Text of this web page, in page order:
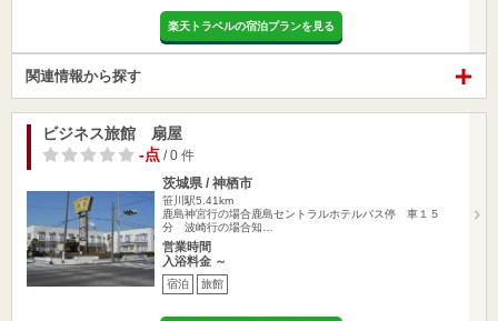
楽天トラベルの宿泊プランを見る
関連情報から探す
ビジネス旅館 扇屋
-点 / 0 件
茨城県 / 神栖市
笹川駅5.41km
鹿島神宮行の場合鹿島セントラルホテルバス停 車１５
分 波崎行の場合知…
営業時間
入浴料金 ～
宿泊 旅館